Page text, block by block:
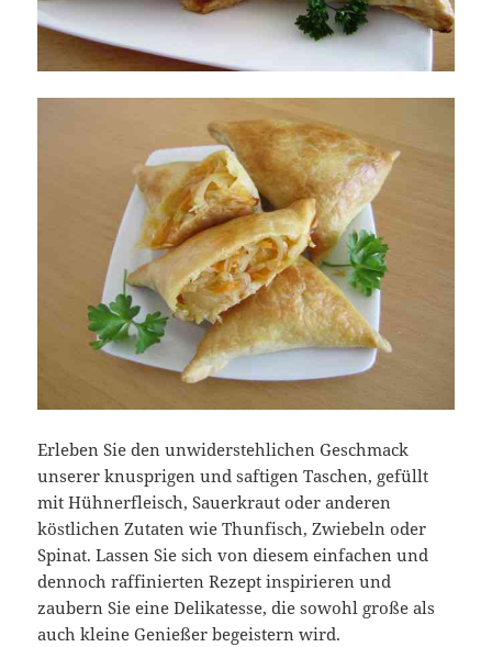
Erleben Sie den unwiderstehlichen Geschmack
unserer knusprigen und saftigen Taschen, gefüllt
mit Hühnerfleisch, Sauerkraut oder anderen
köstlichen Zutaten wie Thunfisch, Zwiebeln oder
Spinat. Lassen Sie sich von diesem einfachen und
dennoch raffinierten Rezept inspirieren und
zaubern Sie eine Delikatesse, die sowohl große als
auch kleine Genießer begeistern wird.